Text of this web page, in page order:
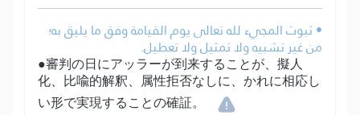
• ثبوت المجيء لله تعالى يوم القيامة وفق ما يليق به؛
من غير تشبيه ولا تمثيل ولا تعطيل.
●審判の日にアッラーが到来することが、擬人
化、比喩的解釈、属性拒否なしに、かれに相応し
い形で実現することの確証。